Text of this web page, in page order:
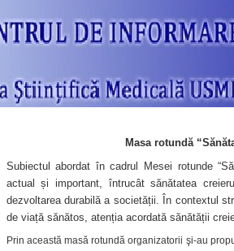
Masa rotundă
Subiectul abordat în cadrul Mesei rotunde
actual și important, întrucât sănătatea
dezvoltarea durabilă a societății. În contextul
de viață sănătos, atenția acordată sănătății
Prin această masă rotundă organizatorii şi-au